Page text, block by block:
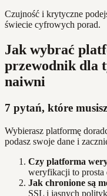
Czujność i krytyczne
świecie cyfrowych porad.
Jak wybrać
przewodnik dla
naiwni
7 pytań, które
Wybierasz platformę
podasz swoje dane i
Czy platforma
weryfikacji to prosta
Jak chronione są
SSL i jasnych